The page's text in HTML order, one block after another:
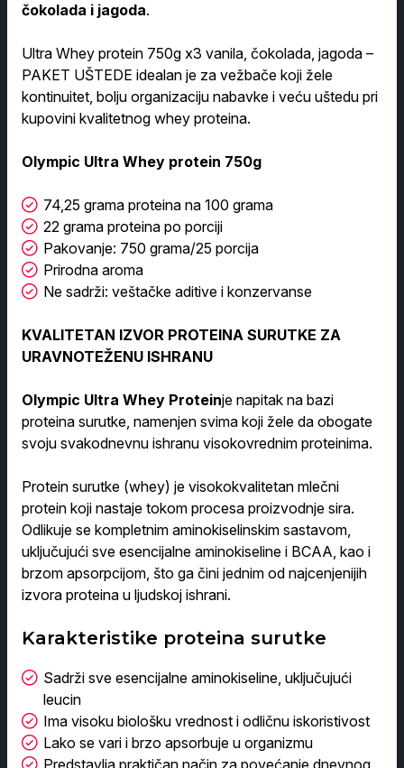
čokolada i jagoda.
Ultra Whey protein 750g x3 vanila, čokolada, jagoda –
PAKET UŠTEDE idealan je za vežbače koji žele
kontinuitet, bolju organizaciju nabavke i veću uštedu pri
kupovini kvalitetnog whey proteina.
Olympic Ultra Whey protein 750g
74,25 grama proteina na 100 grama
22 grama proteina po porciji
Pakovanje: 750 grama/25 porcija
Prirodna aroma
Ne sadrži: veštačke aditive i konzervanse
KVALITETAN IZVOR PROTEINA SURUTKE ZA
URAVNOTEŽENU ISHRANU
Olympic Ultra Whey Proteinje napitak na bazi
proteina surutke, namenjen svima koji žele da obogate
svoju svakodnevnu ishranu visokovrednim proteinima.
Protein surutke (whey) je visokokvalitetan mlečni
protein koji nastaje tokom procesa proizvodnje sira.
Odlikuje se kompletnim aminokiselinskim sastavom,
uključujući sve esencijalne aminokiseline i BCAA, kao i
brzom apsorpcijom, što ga čini jednim od najcenjenijih
izvora proteina u ljudskoj ishrani.
Karakteristike proteina surutke
Sadrži sve esencijalne aminokiseline, uključujući
leucin
Ima visoku biološku vrednost i odličnu iskoristivost
Lako se vari i brzo apsorbuje u organizmu
Predstavlja praktičan način za povećanje dnevnog